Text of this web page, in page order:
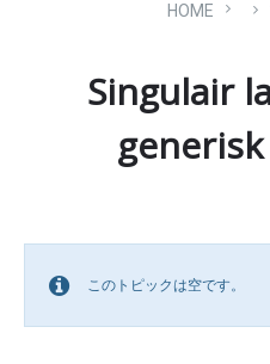
HOME
Singulair
このトピックは空です。